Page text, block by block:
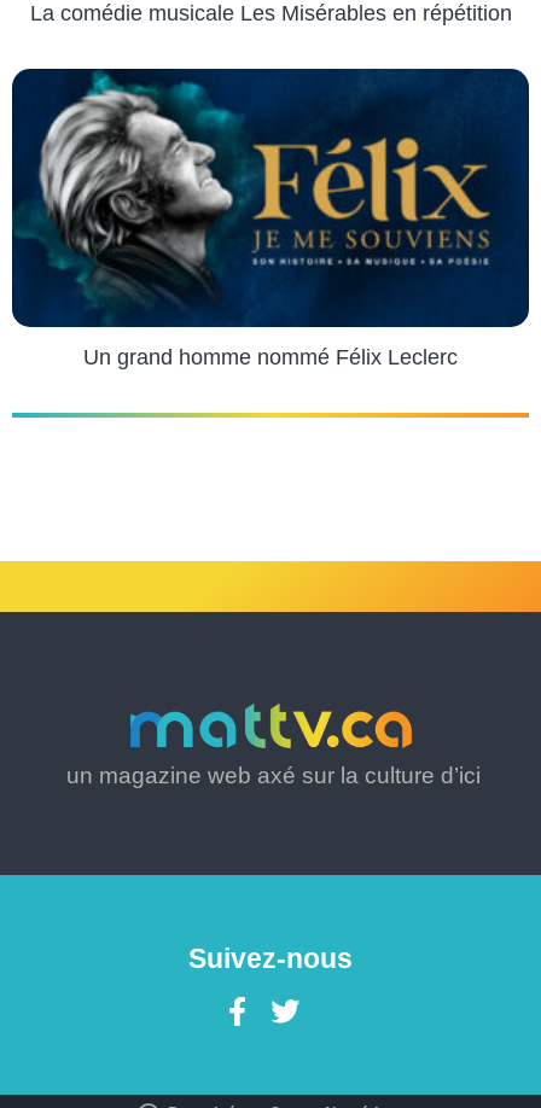
La comédie musicale Les Misérables en répétition
Un grand homme nommé Félix Leclerc
un magazine web axé sur la culture d’ici
Suivez-nous